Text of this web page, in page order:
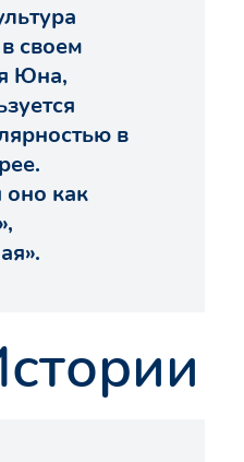
своем
Юна,
в
оно как